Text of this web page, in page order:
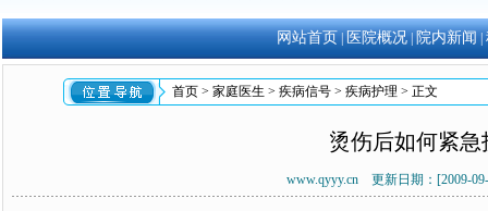
网站首页|医院概况|院内新闻|
首页 > 家庭医生 > 疾病信号 > 疾病护理 > 正文
烫伤后如何紧急
www.qyyy.cn 更新日期：[2009-